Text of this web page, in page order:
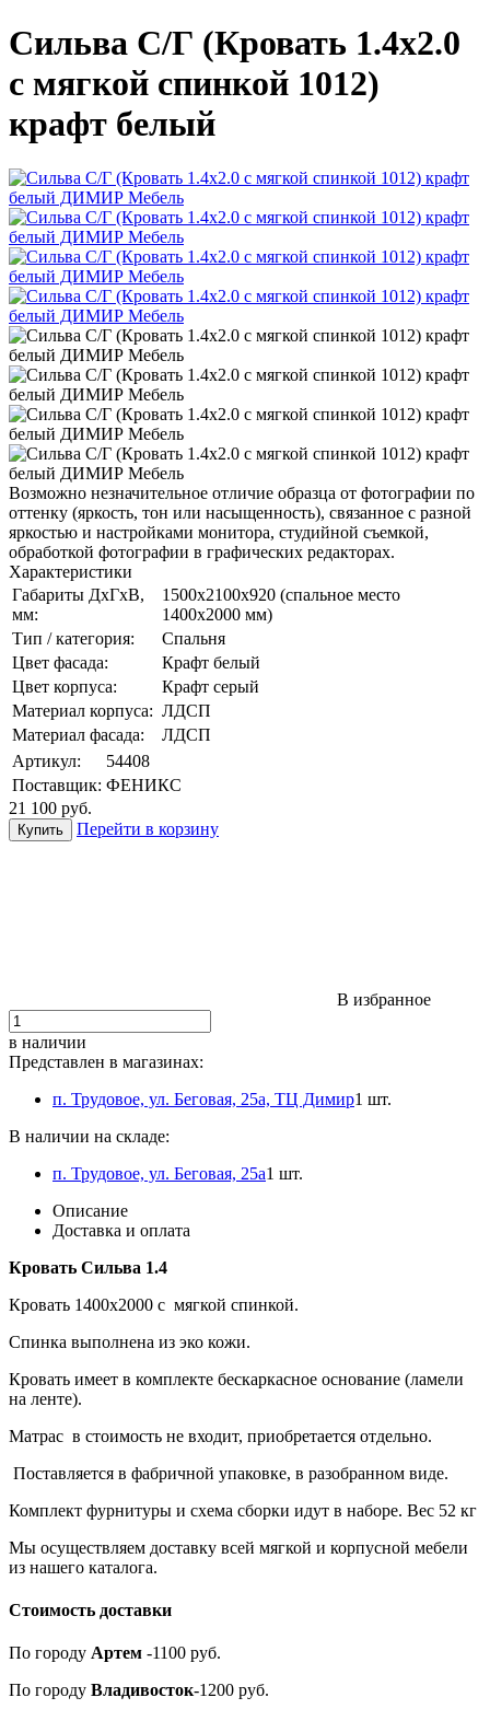
Сильва С/Г (Кровать 1.4х2.0
с мягкой спинкой 1012)
крафт белый
Возможно незначительное отличие образца от фотографии по
оттенку (яркость, тон или насыщенность), связанное с разной
яркостью и настройками монитора, студийной съемкой,
обработкой фотографии в графических редакторах.
Характеристики
Габариты ДхГхВ,
мм:
1500х2100х920 (спальное место
1400х2000 мм)
Тип / категория:
Спальня
Цвет фасада:
Крафт белый
Цвет корпуса:
Крафт серый
Материал корпуса: ЛДСП
Материал фасада:
ЛДСП
Артикул:
54408
Поставщик: ФЕНИКС
21 100 руб.
Перейти в корзину
В избранное
в наличии
Представлен в магазинах:
п. Трудовое, ул. Беговая, 25а, ТЦ Димир1 шт.
В наличии на складе:
п. Трудовое, ул. Беговая, 25а1 шт.
Описание
Доставка и оплата
Кровать Сильва 1.4
Кровать 1400х2000 с мягкой спинкой.
Спинка выполнена из эко кожи.
Кровать имеет в комплекте бескаркасное основание (ламели
на ленте).
Матрас в стоимость не входит, приобретается отдельно.
Поставляется в фабричной упаковке, в разобранном виде.
Комплект фурнитуры и схема сборки идут в наборе. Вес 52 кг
Мы осуществляем доставку всей мягкой и корпусной мебели
из нашего каталога.
Стоимость доставки
По городу Артем -1100 руб.
По городу Владивосток-1200 руб.